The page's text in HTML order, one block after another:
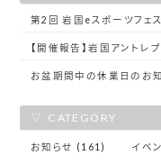
第2回 岩国eスポーツフェ
【開催報告】岩国アントレ
お盆期間中の休業日のお
CATEGORY
お知らせ (161) イベ